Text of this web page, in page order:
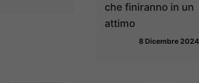
che finiranno in un
attimo
8 Dicembre 2024